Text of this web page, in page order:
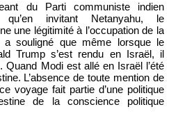
du Parti communiste indien
invitant Netanyahu, le
une légitimité à l’occupation de la
souligné que même lorsque le
Trump s’est rendu en Israël, il
Quand Modi est allé en Israël l’été
L’absence de toute mention de
voyage fait partie d’une politique
de la conscience politique